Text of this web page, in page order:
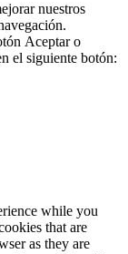
nuestros
Aceptaro
el siguiente botón:
while you
that are
as they are